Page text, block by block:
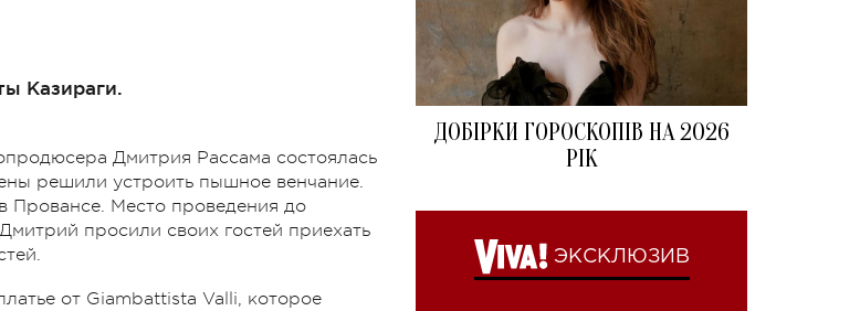
Казираги.
Дмитрия Рассама состоялась
решили устроить пышное венчание.
Провансе. Место проведения до
просили своих гостей приехать
от Giambattista Valli, которое
ДОБІРКИ ГОРОСКОПІВ НА 2026
РІК
ЭКСКЛЮЗИВ